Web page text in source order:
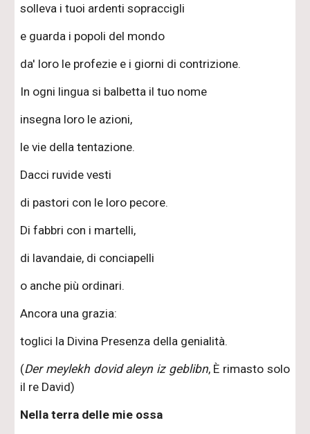
solleva i tuoi ardenti sopraccigli
e guarda i popoli del mondo
da' loro le profezie e i giorni di contrizione.
In ogni lingua si balbetta il tuo nome
insegna loro le azioni,
le vie della tentazione.
Dacci ruvide vesti
di pastori con le loro pecore.
Di fabbri con i martelli,
di lavandaie, di conciapelli
o anche più ordinari.
Ancora una grazia:
toglici la Divina Presenza della genialità.
(Der meylekh dovid aleyn iz geblibn, È rimasto solo
il re David)
Nella terra delle mie ossa